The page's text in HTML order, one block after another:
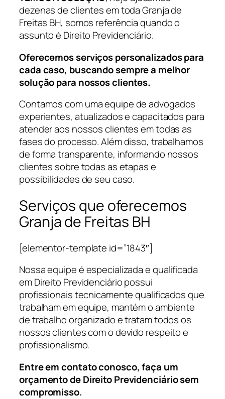
dezenas de clientes em toda Granja de
Freitas BH, somos referência quando o
assunto é Direito Previdenciário.
Oferecemos serviços personalizados para
cada caso, buscando sempre a melhor
solução para nossos clientes.
Contamos com uma equipe de advogados
experientes, atualizados e capacitados para
atender aos nossos clientes em todas as
fases do processo. Além disso, trabalhamos
de forma transparente, informando nossos
clientes sobre todas as etapas e
possibilidades de seu caso.
Serviços que oferecemos
Granja de Freitas BH
[elementor-template id=”1843″]
Nossa equipe é especializada e qualificada
em Direito Previdenciário possui
profissionais tecnicamente qualificados que
trabalham em equipe, mantém o ambiente
de trabalho organizado e tratam todos os
nossos clientes com o devido respeito e
profissionalismo.
Entre em contato conosco, faça um
orçamento de Direito Previdenciário sem
compromisso.